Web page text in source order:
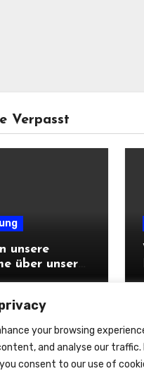
your browsing
and analyse our traffic.
consent to our use of
Verpasst
unsere
über unsere